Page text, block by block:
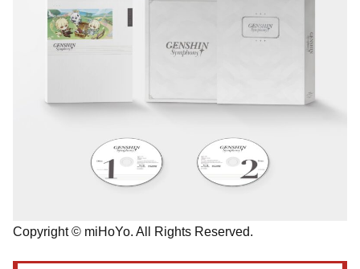
Copyright © miHoYo. All Rights Reserved.